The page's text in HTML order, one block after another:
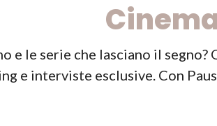
e le serie che lasciano il
e interviste esclusive. Con